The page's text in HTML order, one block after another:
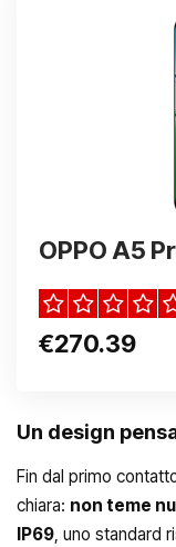
OPPO A5
€270.39
Un design
Fin dal primo
chiara: non teme
IP69, uno standard